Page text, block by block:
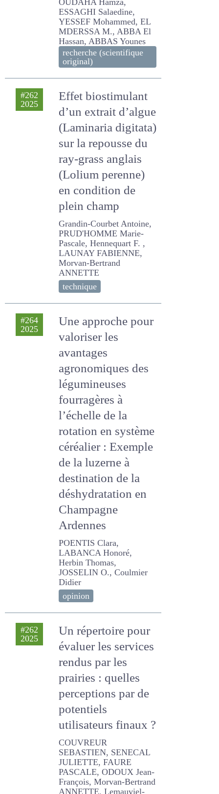
MOUKHLISS Mohamed,
OUDAHA Hamza, ESSAGHI
Salaedine, YESSEF
Mohammed, EL MDERSSA
M., ABBA El Hassan, ABBAS
Younes
recherche (scientifique
original)
#262
Effet biostimulant
d’un extrait d’algue
(Laminaria digitata)
sur la repousse du
ray-grass anglais
(Lolium perenne)
en condition de
plein champ
Grandin-Courbet Antoine,
PRUD'HOMME Marie-
Pascale, Hennequart F. ,
LAUNAY FABIENNE,
Morvan-Bertrand ANNETTE
technique
#264
2025
Une approche pour
valoriser les
avantages
agronomiques des
légumineuses
fourragères à
l’échelle de la
rotation en
système céréalier :
Exemple de la
luzerne à
destination de la
déshydratation en
Champagne
Ardennes
POENTIS Clara, LABANCA
Honoré, Herbin Thomas,
JOSSELIN O., Coulmier
Didier
opinion
#262
2025
Un répertoire pour
évaluer les services
rendus par les
prairies : quelles
perceptions par de
potentiels
?
COUVREUR SEBASTIEN,
SENECAL JULIETTE, FAURE
PASCALE, ODOUX Jean-